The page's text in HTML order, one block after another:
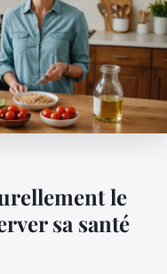
le
sa santé